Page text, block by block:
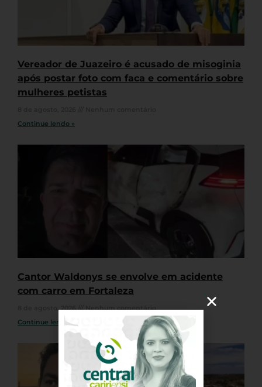
Vereador de Juazeiro é acusado de misoginia
após postar foto com faca e comentário sobre
mulheres petistas
Continue lendo »
Cantor Waldonys se envolve em acidente
com carro em Fortaleza
Continue lendo »